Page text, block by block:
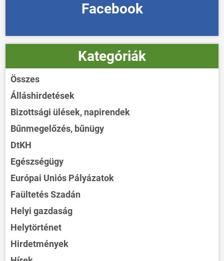
Facebook
Kategóriák
Összes
Álláshirdetések
Bizottsági ülések, napirendek
Bűnmegelőzés, bűnügy
DtKH
Egészségügy
Európai Uniós Pályázatok
Faültetés Szadán
Helyi gazdaság
Helytörténet
Hirdetmények